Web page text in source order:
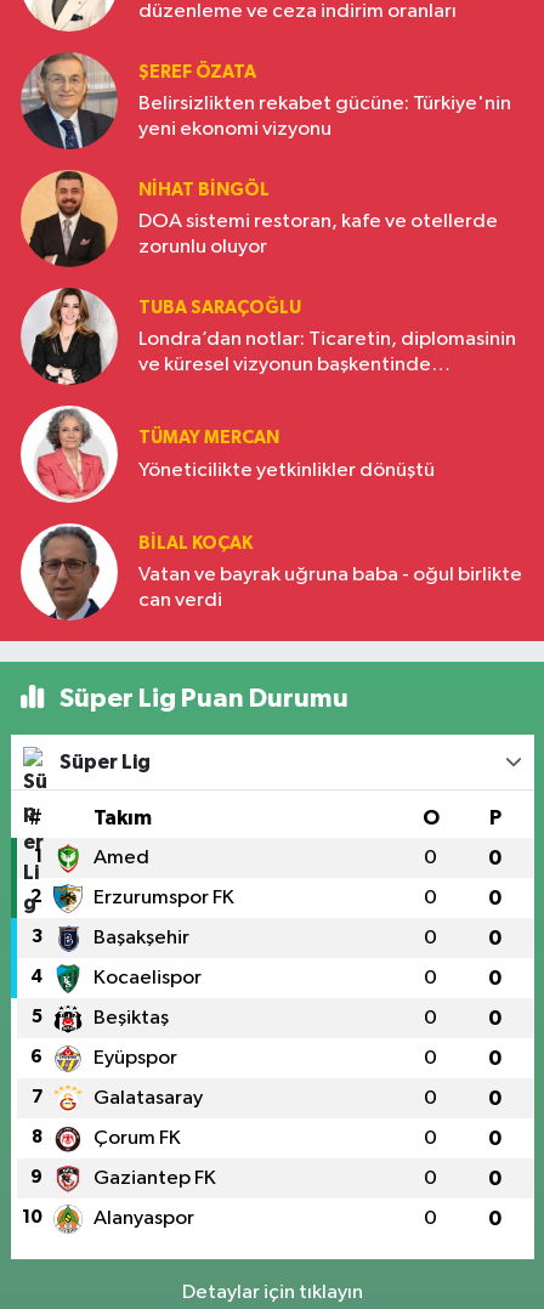
düzenleme ve ceza indirim oranları
ŞEREF ÖZATA
Belirsizlikten rekabet gücüne: Türkiye'nin
yeni ekonomi vizyonu
NIHAT BINGÖL
DOA sistemi restoran, kafe ve otellerde
zorunlu oluyor
TUBA SARAÇOĞLU
Londra’dan notlar: Ticaretin, diplomasinin
ve küresel vizyonun başkentinde
TÜMAY MERCAN
Yöneticilikte yetkinlikler dönüştü
BILAL KOÇAK
Vatan ve bayrak uğruna baba - oğul birlikte
can verdi
Süper Lig Puan Durumu
Süper Lig
# Takım O P
1 Amed 0 0
2 Erzurumspor FK 0 0
3 Başakşehir 0 0
4 Kocaelispor 0 0
5 Beşiktaş 0 0
6 Eyüpspor 0 0
7 Galatasaray 0 0
8 Çorum FK 0 0
9 Gaziantep FK 0 0
10 Alanyaspor 0 0
Detaylar için tıklayın